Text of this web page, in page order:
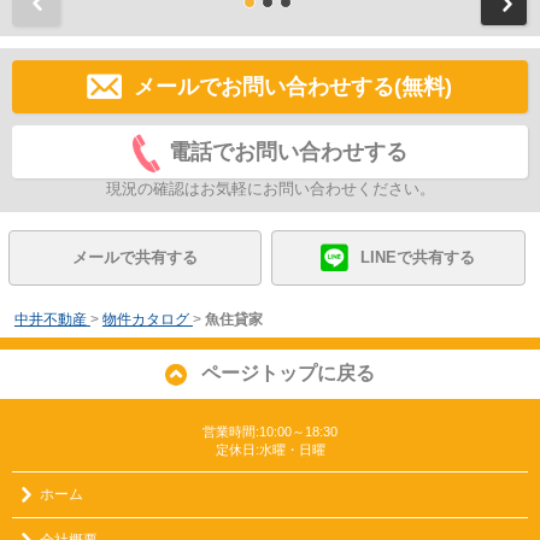
メールでお問い合わせする(無料)
電話でお問い合わせする
現況の確認はお気軽にお問い合わせください。
メールで共有する LINEで共有する
中井不動産 > 物件カタログ > 魚住貸家
ページトップに戻る
営業時間:10:00～18:30
定休日:水曜・日曜
ホーム